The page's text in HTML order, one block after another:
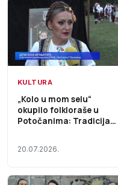
KULTURA
„Kolo u mom selu“
okupilo folkloraše u
Potočanima: Tradicija
TV K3
20.07.2026.